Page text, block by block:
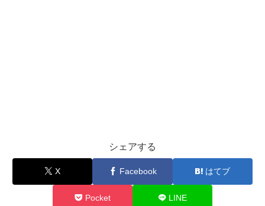
シェアする
X Facebook はてブ
Pocket LINE